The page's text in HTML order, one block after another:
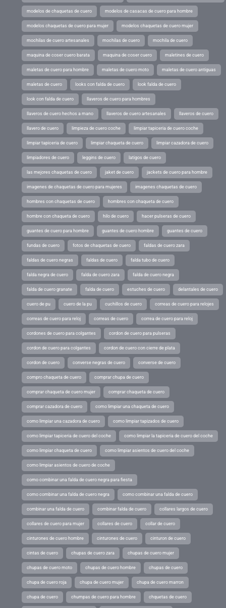
modelos de chaquetas de cuero modelos de casacas de cuero para hombre
modelos chaquetas de cuero para mujer modelos chaquetas de cuero mujer
mochilas de cuero artesanales mochilas de cuero mochila de cuero
maquina de coser cuero barata maquina de coser cuero maletines de cuero
maletas de cuero para hombre maletas de cuero moto maletas de cuero antiguas
maletas de cuero looks con falda de cuero look falda de cuero
look con falda de cuero llaveros de cuero para hombres
llaveros de cuero hechos a mano llaveros de cuero artesanales llaveros de cuero
llavero de cuero limpieza de cuero coche limpiar tapiceria de cuero coche
limpiar tapiceria de cuero limpiar chaqueta de cuero limpiar cazadora de cuero
limpiadores de cuero leggins de cuero latigos de cuero
las mejores chaquetas de cuero jaket de cuero jackets de cuero para hombre
imagenes de chaquetas de cuero para mujeres imagenes chaquetas de cuero
hombres con chaquetas de cuero hombres con chaqueta de cuero
hombre con chaqueta de cuero hilo de cuero hacer pulseras de cuero
guantes de cuero para hombre guantes de cuero hombre guantes de cuero
fundas de cuero fotos de chaquetas de cuero faldas de cuero zara
faldas de cuero negras faldas de cuero falda tubo de cuero
falda negra de cuero falda de cuero zara falda de cuero negra
falda de cuero granate falda de cuero estuches de cuero delantales de cuero
cuero de pu cuero de la pu cuchillos de cuero correas de cuero para relojes
correas de cuero para reloj correas de cuero correa de cuero para reloj
cordones de cuero para colgantes cordon de cuero para pulseras
cordon de cuero para colgantes cordon de cuero con cierre de plata
cordon de cuero converse negras de cuero converse de cuero
compro chaqueta de cuero comprar chupa de cuero
comprar chaqueta de cuero mujer comprar chaqueta de cuero
comprar cazadora de cuero como limpiar una chaqueta de cuero
como limpiar una cazadora de cuero como limpiar tapizados de cuero
como limpiar tapiceria de cuero del coche como limpiar la tapiceria de cuero del coche
como limpiar chaqueta de cuero como limpiar asientos de cuero del coche
como limpiar asientos de cuero de coche
como combinar una falda de cuero negra para fiesta
como combinar una falda de cuero negra como combinar una falda de cuero
combinar una falda de cuero combinar falda de cuero collares largos de cuero
collares de cuero para mujer collares de cuero collar de cuero
cinturones de cuero hombre cinturones de cuero cinturon de cuero
cintas de cuero chupas de cuero zara chupas de cuero mujer
chupas de cuero moto chupas de cuero hombre chupas de cuero
chupa de cuero roja chupa de cuero mujer chupa de cuero marron
chupa de cuero chumpas de cuero para hombre chquetas de cuero